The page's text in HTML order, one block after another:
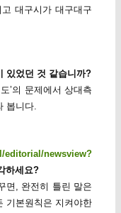
대구시가 대구대구
있었던 것 같습니까?
’의 문제에서 상대측
봅니다.
editorial/newsview?
하세요?
면, 완전히 틀린 말은
기본원칙은 지켜야한